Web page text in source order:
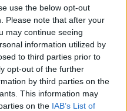
use the below opt-out
Please note that after your
may continue seeing
information utilized by
to third parties prior to
opt-out of the further
by third parties on the
This information may
on the IAB’s List of
Amante del teatro, della
Nerd senza possibilità di
ossessione per i gatti e il
Suggerisci una correzione